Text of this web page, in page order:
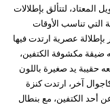
لتتألق بإطلالات
التي تناسب الأوقات
بإطلالة عصرية ارتدت فيها
ضيقة مكشوفة الكتفين،
حقيبة يد صغيرة باللون
آخر، ارتدت كنزة
أحد الكتفين، مع بنطال